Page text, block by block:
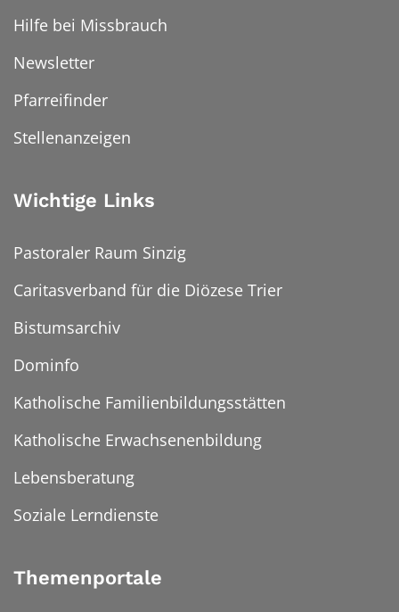
Hilfe bei Missbrauch
Newsletter
Pfarreifinder
Stellenanzeigen
Wichtige Links
Pastoraler Raum Sinzig
Caritasverband für die Diözese Trier
Bistumsarchiv
Dominfo
Katholische Familienbildungsstätten
Katholische Erwachsenenbildung
Lebensberatung
Soziale Lerndienste
Themenportale